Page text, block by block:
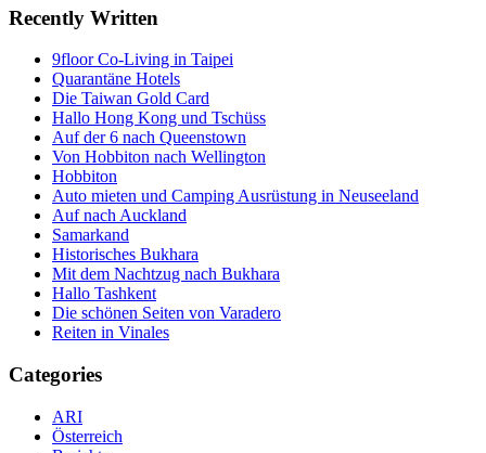
Recently Written
9floor Co-Living in Taipei
Quarantäne Hotels
Die Taiwan Gold Card
Hallo Hong Kong und Tschüss
Auf der 6 nach Queenstown
Von Hobbiton nach Wellington
Hobbiton
Auto mieten und Camping Ausrüstung in Neuseeland
Auf nach Auckland
Samarkand
Historisches Bukhara
Mit dem Nachtzug nach Bukhara
Hallo Tashkent
Die schönen Seiten von Varadero
Reiten in Vinales
Categories
ARI
Österreich